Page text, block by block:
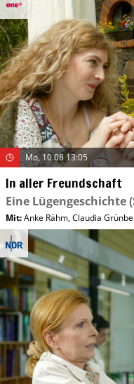
Mo, 10.08 13:05
In aller Freundschaft
Eine Lügengeschichte
Mit:Anke Rähm,Claudia